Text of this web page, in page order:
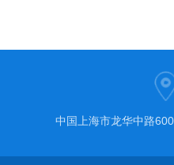
中国上海市龙华中路